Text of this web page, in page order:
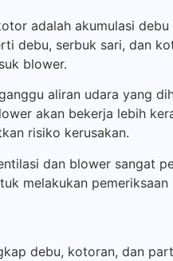
adalah akumulasi
debu, serbuk sari, dan
blower.
aliran udara yang
akan bekerja lebih
risiko kerusakan.
dan blower sangat
melakukan
debu, kotoran, dan